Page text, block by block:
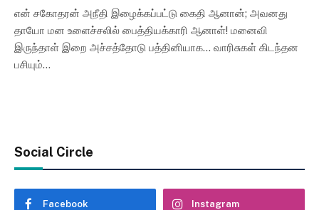
என் சகோதரன் அநீதி இழைக்கப்பட்டு கைதி ஆனான்; அவனது
தாயோ மன உளைச்சலில் பைத்தியக்காரி ஆனாள்! மனைவி
இருந்தாள் இறை அச்சத்தோடு பத்தினியாக… வாரிசுகள் கிடந்தன
பசியும்…
Social Circle
Facebook Instagram